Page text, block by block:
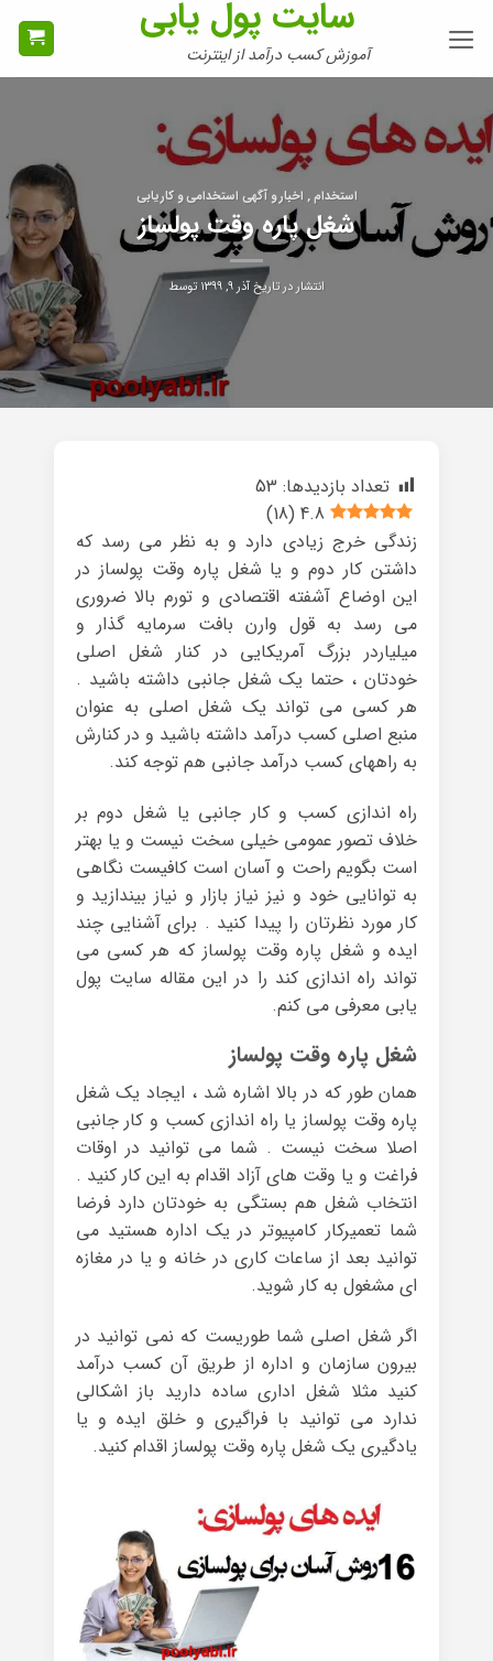
سایت پول یابی
آموزش کسب درآمد از اینترنت
استخدام , اخبار و آگهی استخدامی و کاریابی
شغل پاره وقت پولساز
انتشار در تاریخآذر ۹, ۱۳۹۹ توسط
تعداد بازدیدها: 53
4.8
(
18
)
زندگی خرج زیادی دارد و به نظر می رسد که
داشتن کار دوم و یا شغل پاره وقت پولساز در
این اوضاع آشفته اقتصادی و تورم بالا ضروری
می رسد به قول وارن بافت سرمایه گذار و
میلیاردر بزرگ آمریکایی در کنار شغل اصلی
خودتان ، حتما یک شغل جانبی داشته باشید .
هر کسی می تواند یک شغل اصلی به عنوان
منبع اصلی کسب درآمد داشته باشید و در کنارش
به راههای کسب درآمد جانبی هم توجه کند.
راه اندازی کسب و کار جانبی یا شغل دوم بر
خلاف تصور عمومی خیلی سخت نیست و یا بهتر
است بگویم راحت و آسان است کافیست نگاهی
به توانایی خود و نیز نیاز بازار و نیاز بیندازید و
کار مورد نظرتان را پیدا کنید . برای آشنایی چند
ایده و شغل پاره وقت پولساز که هر کسی می
تواند راه اندازی کند را در این مقاله سایت پول
یابی معرفی می کنم.
شغل پاره وقت پولساز
همان طور که در بالا اشاره شد ، ایجاد یک شغل
پاره وقت پولساز یا راه اندازی کسب و کار جانبی
اصلا سخت نیست . شما می توانید در اوقات
فراغت و یا وقت های آزاد اقدام به این کار کنید .
انتخاب شغل هم بستگی به خودتان دارد فرضا
شما تعمیرکار کامپیوتر در یک اداره هستید می
توانید بعد از ساعات کاری در خانه و یا در مغازه
ای مشغول به کار شوید.
اگر شغل اصلی شما طوریست که نمی توانید در
بیرون سازمان و اداره از طریق آن کسب درآمد
کنید مثلا شغل اداری ساده دارید باز اشکالی
ندارد می توانید با فراگیری و خلق ایده و یا
یادگیری یک شغل پاره وقت پولساز اقدام کنید.